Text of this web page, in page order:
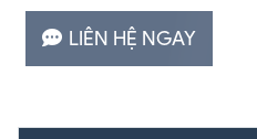
LIÊN HỆ NGAY